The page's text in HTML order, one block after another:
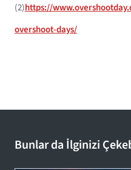
(2)https://
overshoot-days/
Bunlar da İlginizi